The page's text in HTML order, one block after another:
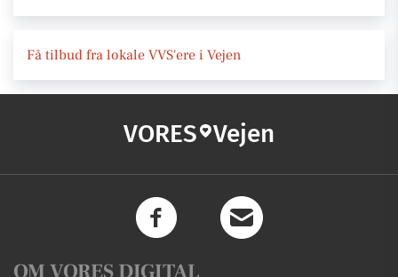
Få tilbud fra lokale VVS'ere i Vejen
VORES Vejen
OM VORES DIGITAL